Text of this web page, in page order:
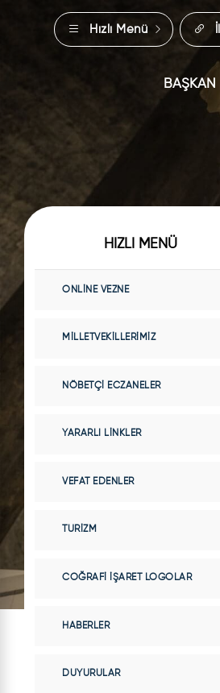
Hızlı Menü
BAŞKAN
HIZLI MENÜ
ONLINE VEZNE
MILLETVEKILLERIMIZ
NÖBETÇI ECZANELER
YARARLI LINKLER
VEFAT EDENLER
TURIZM
COĞRAFI İŞARET LOGOLAR
HABERLER
DUYURULAR